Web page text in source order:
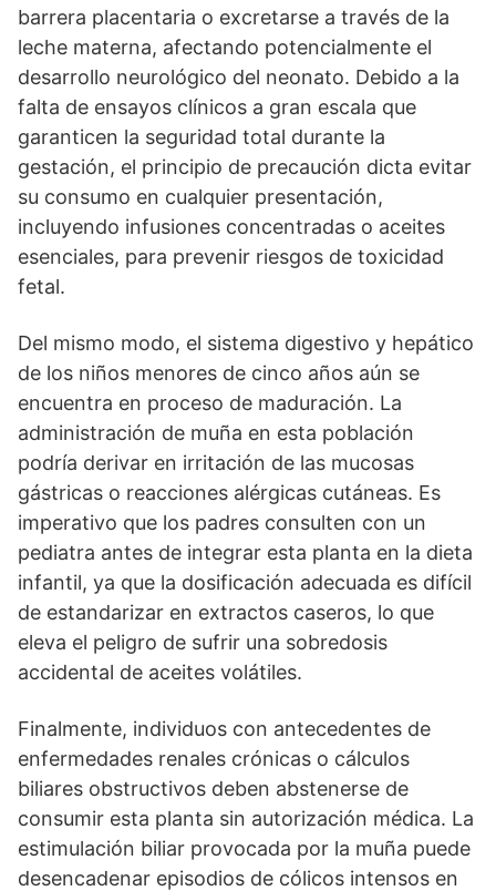
barrera placentaria o excretarse a través de la
leche materna, afectando potencialmente el
desarrollo neurológico del neonato. Debido a la
falta de ensayos clínicos a gran escala que
garanticen la seguridad total durante la
gestación, el principio de precaución dicta evitar
su consumo en cualquier presentación,
incluyendo infusiones concentradas o aceites
esenciales, para prevenir riesgos de toxicidad
fetal.
Del mismo modo, el sistema digestivo y hepático
de los niños menores de cinco años aún se
encuentra en proceso de maduración. La
administración de muña en esta población
podría derivar en irritación de las mucosas
gástricas o reacciones alérgicas cutáneas. Es
imperativo que los padres consulten con un
pediatra antes de integrar esta planta en la dieta
infantil, ya que la dosificación adecuada es difícil
de estandarizar en extractos caseros, lo que
eleva el peligro de sufrir una sobredosis
accidental de aceites volátiles.
Finalmente, individuos con antecedentes de
enfermedades renales crónicas o cálculos
biliares obstructivos deben abstenerse de
consumir esta planta sin autorización médica. La
estimulación biliar provocada por la muña puede
desencadenar episodios de cólicos intensos en